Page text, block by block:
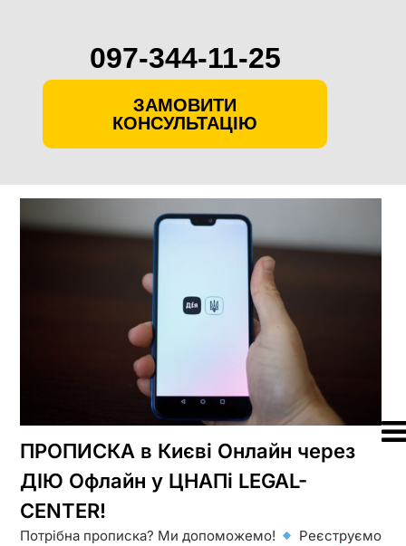
Skip
ПРОПИСКА в Києві Онлайн через
ДІЮ Офлайн у ЦНАПі LEGAL-
CENTER!
Потрібна прописка? Ми допоможемо!
Реєструємо
097-344-11-25
ЗАМОВИТИ
КОНСУЛЬТАЦІЮ